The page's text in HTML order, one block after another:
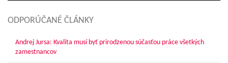
ODPORÚČANÉ ČLÁNKY
Andrej Jursa: Kvalita musí byť prirodzenou súčasťou práce všetkých
zamestnancov